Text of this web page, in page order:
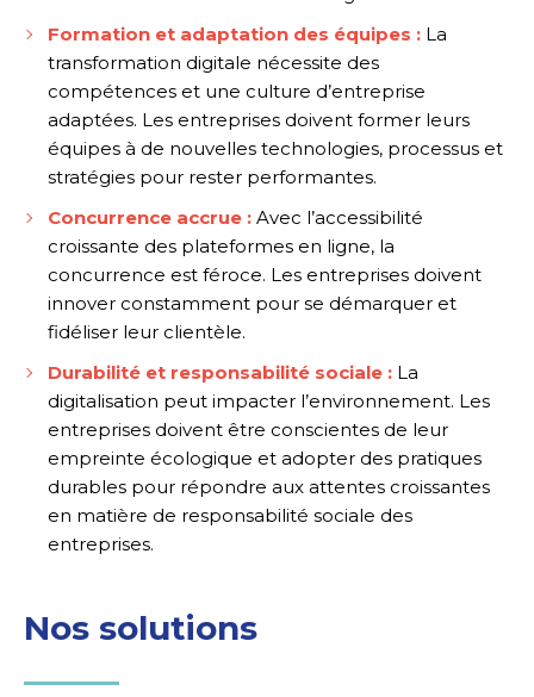
Formation et adaptation des équipes : La
transformation digitale nécessite des
compétences et une culture d’entreprise
adaptées. Les entreprises doivent former leurs
équipes à de nouvelles technologies, processus et
stratégies pour rester performantes.
Concurrence accrue : Avec l’accessibilité
croissante des plateformes en ligne, la
concurrence est féroce. Les entreprises doivent
innover constamment pour se démarquer et
fidéliser leur clientèle.
Durabilité et responsabilité sociale : La
digitalisation peut impacter l’environnement. Les
entreprises doivent être conscientes de leur
empreinte écologique et adopter des pratiques
durables pour répondre aux attentes croissantes
en matière de responsabilité sociale des
entreprises.
Nos solutions